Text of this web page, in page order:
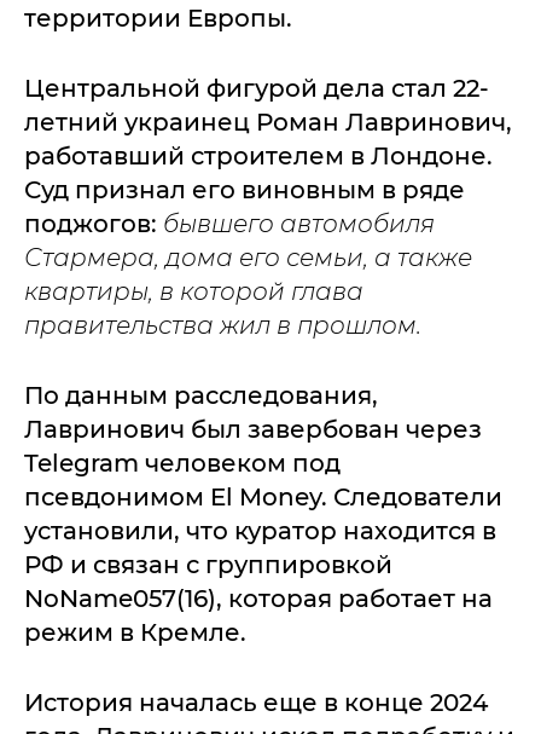
территории Европы.
Центральной фигурой дела стал 22-
летний украинец Роман Лавринович,
работавший строителем в Лондоне.
Суд признал его виновным в ряде
поджогов: бывшего автомобиля
Стармера, дома его семьи, а также
квартиры, в которой глава
правительства жил в прошлом.
По данным расследования,
Лавринович был завербован через
Telegram человеком под
псевдонимом El Money. Следователи
установили, что куратор находится в
РФ и связан с группировкой
NoName057(16), которая работает на
режим в Кремле.
История началась еще в конце 2024